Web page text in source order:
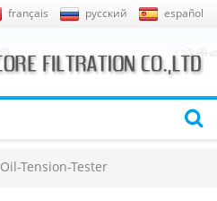
français русский español
Oil-Tension-Tester